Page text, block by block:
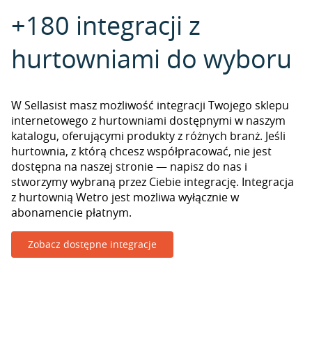
+180 integracji z
hurtowniami do wyboru
W Sellasist masz możliwość integracji Twojego sklepu
internetowego z hurtowniami dostępnymi w naszym
katalogu, oferującymi produkty z różnych branż. Jeśli
hurtownia, z którą chcesz współpracować, nie jest
dostępna na naszej stronie — napisz do nas i
stworzymy wybraną przez Ciebie integrację. Integracja
z hurtownią Wetro jest możliwa wyłącznie w
abonamencie płatnym.
Zobacz dostępne integracje